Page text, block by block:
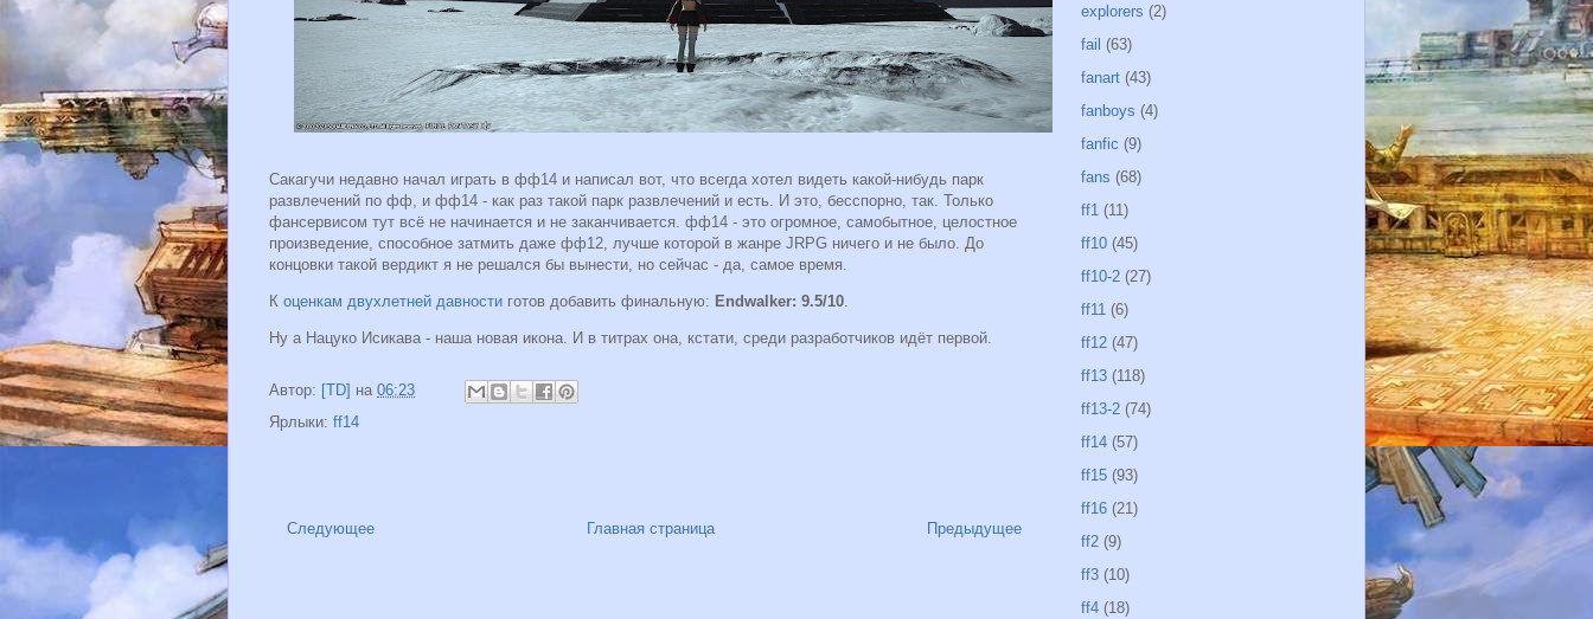
Сакагучи недавно начал играть в фф14 и написал вот, что всегда хотел видеть какой-нибудь парк
развлечений по фф, и фф14 - как раз такой парк развлечений и есть. И это, бесспорно, так. Только
фансервисом тут всё не начинается и не заканчивается. фф14 - это огромное, самобытное, целостное
произведение, способное затмить даже фф12, лучше которой в жанре JRPG ничего и не было. До
концовки такой вердикт я не решался бы вынести, но сейчас - да, самое время.
К оценкам двухлетней давности готов добавить финальную: Endwalker: 9.5/10.
Ну а Нацуко Исикава - наша новая икона. И в титрах она, кстати, среди разработчиков идёт первой.
Автор: [TD] на 06:23
Ярлыки: ff14
Следующее Предыдущее
Главная страница
explorers (2)
fail (63)
fanart (43)
fanboys (4)
fanfic (9)
fans (68)
ff1 (11)
ff10 (45)
ff10-2 (27)
ff11 (6)
ff12 (47)
ff13 (118)
ff13-2 (74)
ff14 (57)
ff15 (93)
ff16 (21)
ff2 (9)
ff3 (10)
ff4 (18)